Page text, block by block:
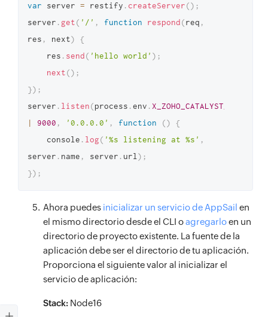
var server = restify . createServer() ;
server . get( '/' , function respond(req ,
res , next)
{
    res
. send( 'hello world' ) ;
next() ;
}) ;
server . listen(process .env .
|
9000 , '0.0.0.0' , function ()
{
    console
. log( '%s listening at %s' ,
server . name , server . url ) ;
}) ;
Ahora puedes inicializar un servicio de AppSail en
el mismo directorio desde el CLI oagregarloen un
directorio de proyecto existente. La fuente de la
aplicación debe ser el directorio de tu aplicación.
Proporciona el siguiente valor al inicializar el
servicio de aplicación:
Stack: Node16